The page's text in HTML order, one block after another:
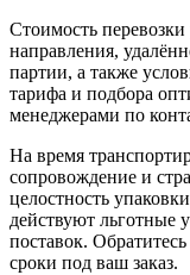
Стоимость
направления,
партии, а также
тарифа и подбора
менеджерами по
На время
сопровождение и
целостность
действуют льготные
поставок.
сроки под ваш заказ.